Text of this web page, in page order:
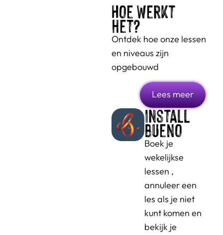
Hoe werkt
het?
Ontdek hoe onze lessen
en niveaus zijn
opgebouwd
Lees meer
INstall
bueno
Boek je
wekelijkse
lessen ,
annuleer een
les als je niet
kunt komen en
bekijk je